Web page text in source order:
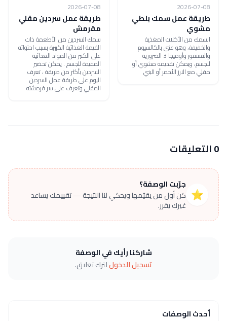
2026-07-08
طريقة عمل سمك بلطي
مشوي
السمك من الأكلات المغذية
والخفيفة، وهو غني بالكالسيوم
والفسفور وأوميجا 3 الضرورية
للجسم، ويمكن تقديمه مشوي أو
مقلي مع الارز الأحمر أو البني
2026-07-08
طريقة عمل سردين مقلي
مقرمش
سمك السردين من الأطعمة ذات
القيمة الغذائية الكبيرة بسبب احتوائه
على الكثير من المواد الغذائية
المفيدة للجسم . يمكن تحضير
السردين بأكثر من طريقة ، تعرف
اليوم على طريقة عمل السردين
المقلي وتعرف على سر قرمشته
0 التعليقات
⭐
جرّبت الوصفة؟
كن أول من يقيّمها ويحكي لنا النتيجة — تقييمك يساعد
غيرك يقرر.
شاركنا رأيك في الوصفة
تسجيل الدخوللترك تعليق.
أحدث الوصفات